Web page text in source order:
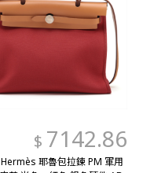
$ 7142.86
耶魯包拉鍊 PM 軍用